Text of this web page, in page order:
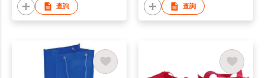
查詢 查詢